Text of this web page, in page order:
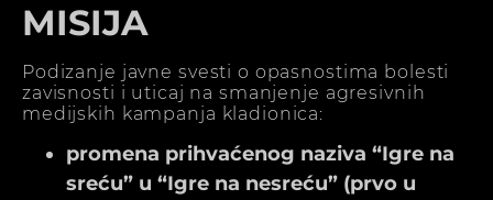
MISIJA
Podizanje javne svesti o opasnostima bolesti
zavisnosti i uticaj na smanjenje agresivnih
medijskih kampanja kladionica:
promena prihvaćenog naziva “Igre na
sreću” u “Igre na nesreću” (prvo u